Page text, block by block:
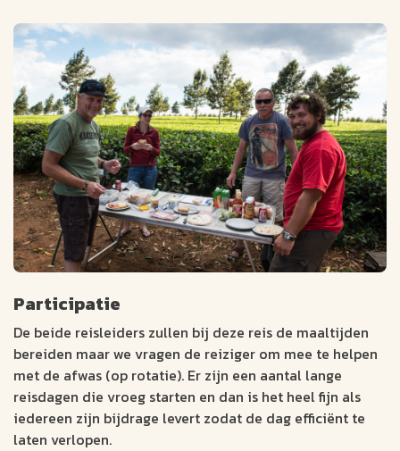
Participatie
De beide reisleiders zullen bij deze reis de maaltijden
bereiden maar we vragen de reiziger om mee te helpen
met de afwas (op rotatie). Er zijn een aantal lange
reisdagen die vroeg starten en dan is het heel fijn als
iedereen zijn bijdrage levert zodat de dag efficiënt te
laten verlopen.